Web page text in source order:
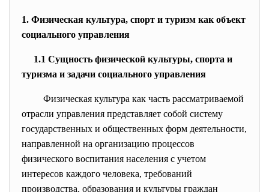
1. Физическая культура, спорт и туризм как объект
социального управления
1.1 Сущность физической культуры, спорта и
туризма и задачи социального управления
Физическая культура как часть рассматриваемой
отрасли управления представляет собой систему
государственных и общественных форм деятельности,
направленной на организацию процессов
физического воспитания населения с учетом
интересов каждого человека, требований
производства, образования и культуры граждан